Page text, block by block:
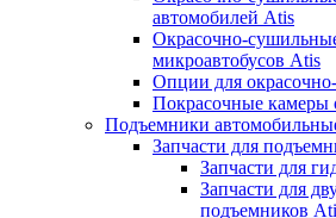
автомобилей Atis
Окрасочно-
микроавтобусов Atis
Опции для
Покрасочные камеры
Подъемники
Запчасти для
Запчасти для
Запчасти для
подъемников